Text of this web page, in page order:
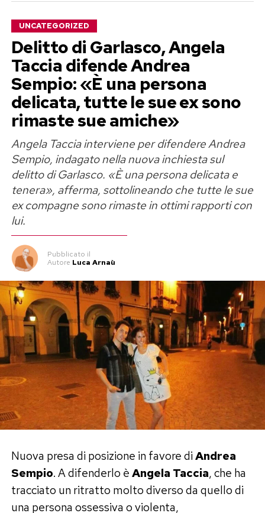
UNCATEGORIZED
Delitto di Garlasco, Angela
Taccia difende Andrea
Sempio: «È una persona
delicata, tutte le sue ex sono
rimaste sue amiche»
Angela Taccia interviene per difendere Andrea
Sempio, indagato nella nuova inchiesta sul
delitto di Garlasco. «È una persona delicata e
tenera», afferma, sottolineando che tutte le sue
ex compagne sono rimaste in ottimi rapporti con
lui.
Pubblicato il
Autore Luca Arnaù
Nuova presa di posizione in favore diAndrea
Sempio. A difenderlo èAngela Taccia, che ha
tracciato un ritratto molto diverso da quello di
una persona ossessiva o violenta,